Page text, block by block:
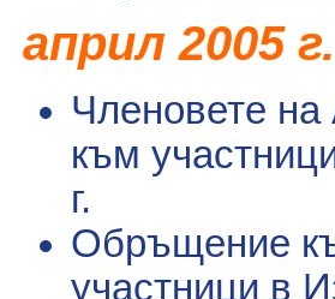
април 2005 г.
Членовете
към
г.
Обръщение
участници в